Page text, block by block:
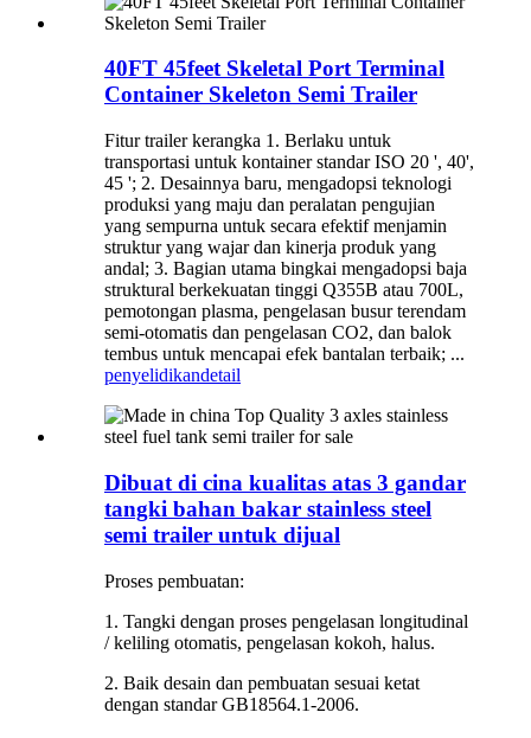
40FT 45feet Skeletal Port Terminal
Container Skeleton Semi Trailer
Fitur trailer kerangka 1. Berlaku untuk
transportasi untuk kontainer standar ISO 20 ', 40',
45 '; 2. Desainnya baru, mengadopsi teknologi
produksi yang maju dan peralatan pengujian
yang sempurna untuk secara efektif menjamin
struktur yang wajar dan kinerja produk yang
andal; 3. Bagian utama bingkai mengadopsi baja
struktural berkekuatan tinggi Q355B atau 700L,
pemotongan plasma, pengelasan busur terendam
semi-otomatis dan pengelasan CO2, dan balok
tembus untuk mencapai efek bantalan terbaik; ...
penyelidikandetail
Dibuat di cina kualitas atas 3 gandar
tangki bahan bakar stainless steel
semi trailer untuk dijual
Proses pembuatan:
1. Tangki dengan proses pengelasan longitudinal
/ keliling otomatis, pengelasan kokoh, halus.
2. Baik desain dan pembuatan sesuai ketat
dengan standar GB18564.1-2006.